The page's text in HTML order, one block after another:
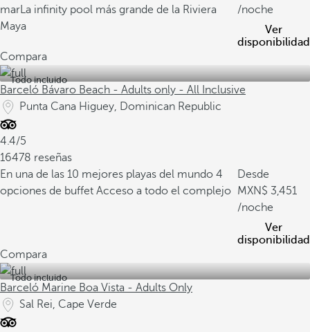
marLa infinity pool más grande de la Riviera
Maya
/noche
Ver
disponibilidad
Compara
Todo incluido
Barceló Bávaro Beach - Adults only - All Inclusive
Punta Cana Higuey, Dominican Republic
4.4/5
16478 reseñas
En una de las 10 mejores playas del mundo 4
opciones de buffet Acceso a todo el complejo
Desde
3,451
/noche
Ver
disponibilidad
Compara
Todo incluido
Barceló Marine Boa Vista - Adults Only
Sal Rei, Cape Verde